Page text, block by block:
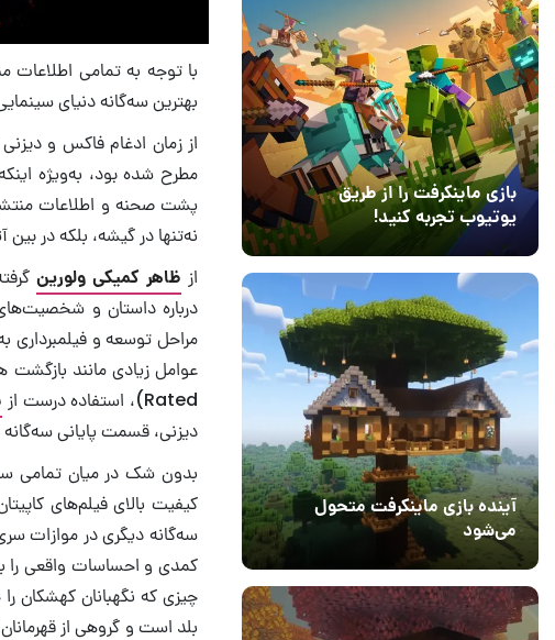
بازی ماینکرفت را از طریق
یوتیوب تجربه کنید!
41
آینده بازی ماینکرفت متحول
می‌شود
بهترین سه‌گانه دنیای
مطرح شده بود، به‌ویژه
نه‌تنها در گیشه، بلکه در
از ظاهر کمیکی ولورین
مراحل توسعه و فیلمبرداری
Rated)، استفاده درست از
دیزنی، قسمت پایانی
بدون شک در میان‌ تمامی
کیفیت بالای فیلم‌های
سه‌گانه دیگری در موازات
کمدی و احساسات واقعی را
چیزی که نگهبانان
بلد است و گروهی از